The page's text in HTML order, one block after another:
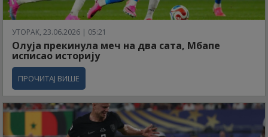
УТОРАК, 23.06.2026 | 05:21
Олуја прекинула меч на два сата, Мбапе
исписао историју
ПРОЧИТАЈ ВИШЕ